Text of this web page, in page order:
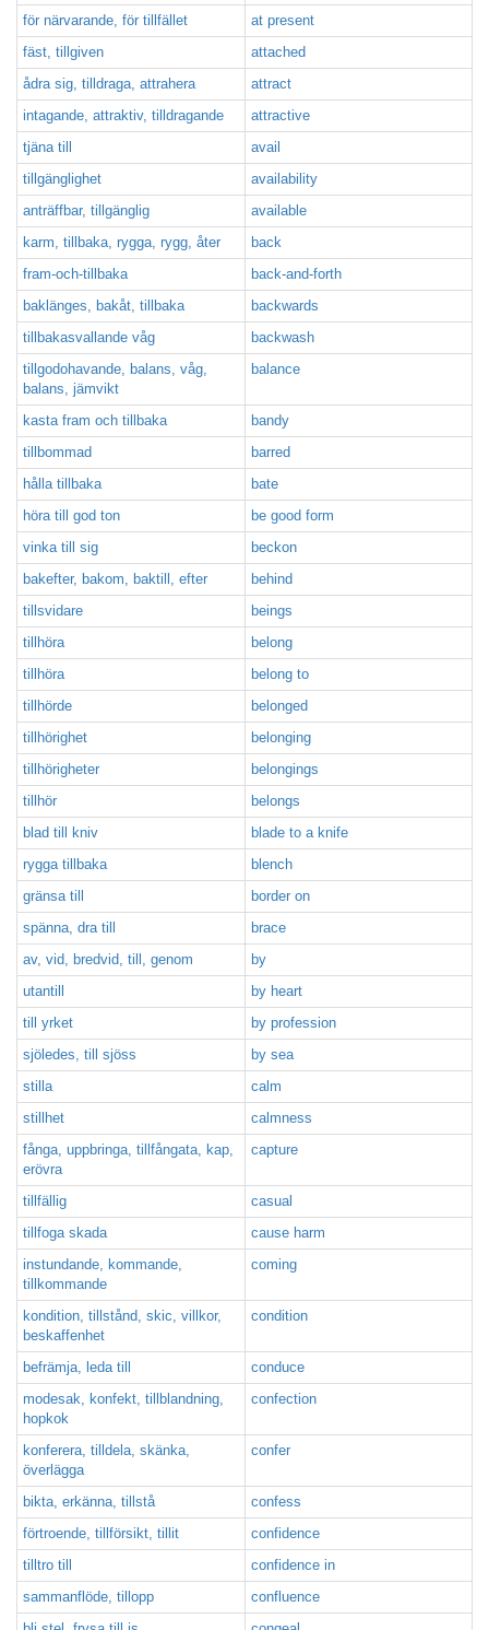
för närvarande, för tillfället
at present
fäst, tillgiven
attached
ådra sig, tilldraga, attrahera
attract
intagande, attraktiv, tilldragande
attractive
tjäna till
avail
tillgänglighet
availability
anträffbar, tillgänglig
available
karm, tillbaka, rygga, rygg, åter
back
fram-och-tillbaka
back-and-forth
baklänges, bakåt, tillbaka
backwards
tillbakasvallande våg
backwash
tillgodohavande, balans, våg,
balans, jämvikt
balance
kasta fram och tillbaka
bandy
tillbommad
barred
hålla tillbaka
bate
höra till god ton
be good form
vinka till sig
beckon
bakefter, bakom, baktill, efter
behind
tillsvidare
beings
tillhöra
belong
tillhöra
belong to
tillhörde
belonged
tillhörighet
belonging
tillhörigheter
belongings
tillhör
belongs
blad till kniv
blade to a knife
rygga tillbaka
blench
gränsa till
border on
spänna, dra till
brace
av, vid, bredvid, till, genom
by
utantill
by heart
till yrket
by profession
sjöledes, till sjöss
by sea
stilla
calm
stillhet
calmness
fånga, uppbringa, tillfångata, kap,
erövra
capture
tillfällig
casual
tillfoga skada
cause harm
instundande, kommande,
tillkommande
coming
kondition, tillstånd, skic, villkor,
beskaffenhet
condition
befrämja, leda till
conduce
modesak, konfekt, tillblandning,
hopkok
confection
konferera, tilldela, skänka,
överlägga
confer
bikta, erkänna, tillstå
confess
förtroende, tillförsikt, tillit
confidence
tilltro till
confidence in
sammanflöde, tillopp
confluence